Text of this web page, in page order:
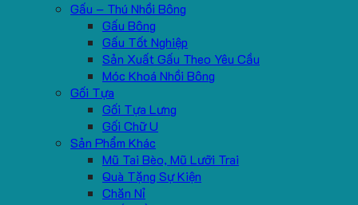
Gấu – Thú Nhồi Bông
Gấu Bông
Gấu Tốt Nghiệp
Sản Xuất Gấu Theo Yêu Cầu
Móc Khoá Nhồi Bông
Gối Tựa
Gối Tựa Lưng
Gối Chữ U
Sản Phẩm Khác
Mũ Tai Bèo, Mũ Lưỡi Trai
Quà Tặng Sự Kiện
Chăn Nỉ